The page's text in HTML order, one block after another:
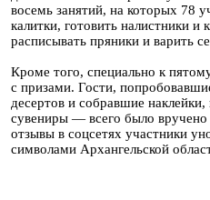
восемь занятий, на которых 78
калитки, готовить налистники и
расписывать пряники и варить
Кроме того, специально к
с призами. Гости,
десертов и собравшие
сувениры — всего было вручено
отзывы в соцсетях участники
символами Архангельской